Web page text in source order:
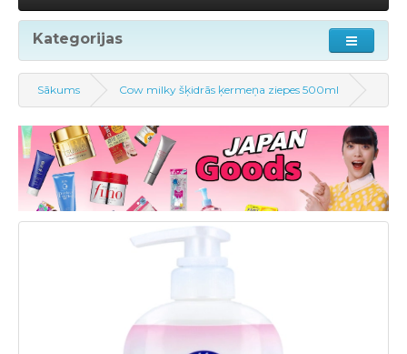
Kategorijas
Sākums Cow milky šķidrās ķermeņa ziepes 500ml